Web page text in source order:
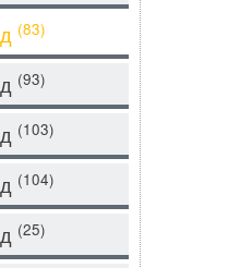
(83)
(93)
(103)
(104)
(25)